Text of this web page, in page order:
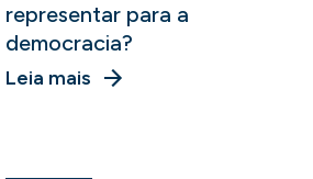
representar para a
democracia?
Leia mais